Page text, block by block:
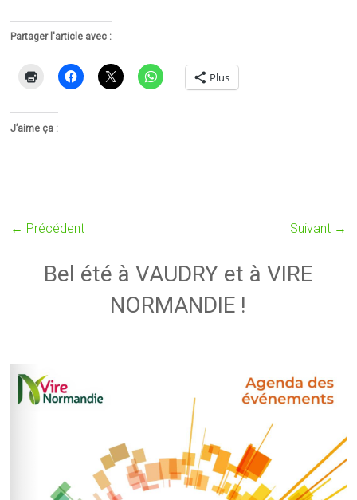
Partager l'article avec :
Plus
J’aime ça :
← Précédent Suivant →
Bel été à VAUDRY et à VIRE
NORMANDIE !